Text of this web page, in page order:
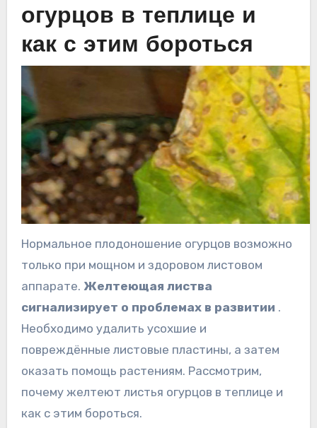
огурцов в теплице и
как с этим бороться
Нормальное плодоношение огурцов возможно
только при мощном и здоровом листовом
аппарате. Желтеющая листва
сигнализирует о проблемах в развитии .
Необходимо удалить усохшие и
повреждённые листовые пластины, а затем
оказать помощь растениям. Рассмотрим,
почему желтеют листья огурцов в теплице и
как с этим бороться.